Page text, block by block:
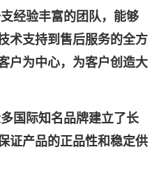
经验丰富的团队，能够
术支持到售后服务的全方
户为中心，为客户创造大
国际知名品牌建立了长
证产品的正品性和稳定供